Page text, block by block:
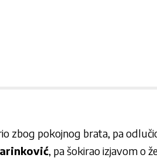
zbog pokojnog brata, pa
, pa šokirao izjavom o